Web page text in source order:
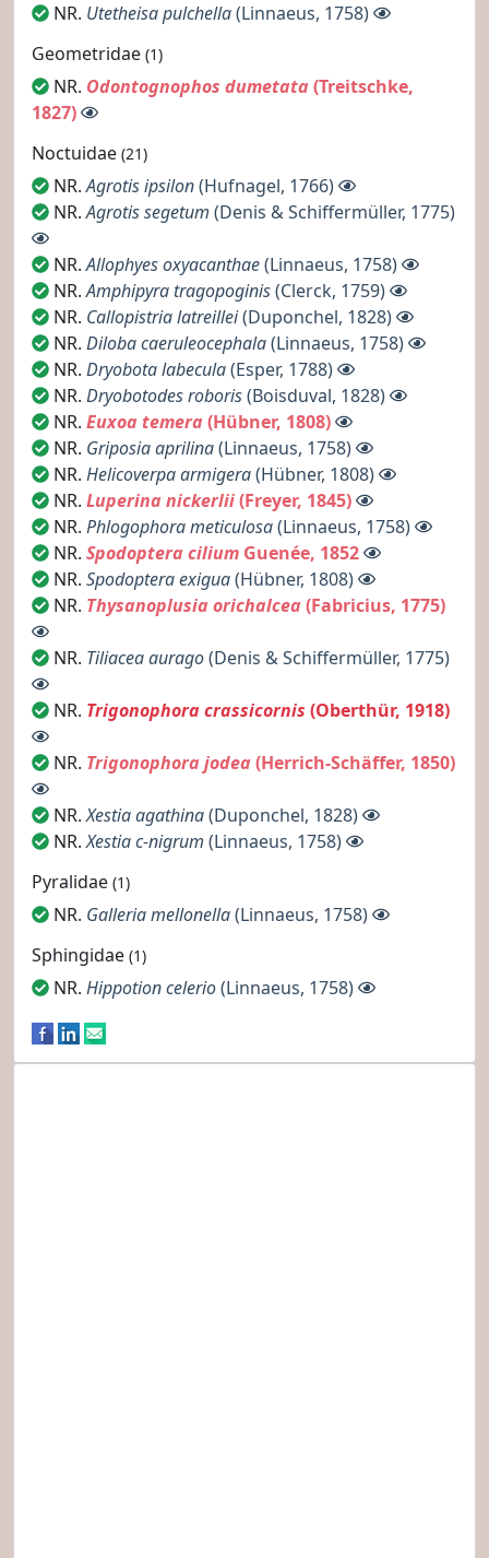
NR. Utetheisa pulchella(Linnaeus, 1758)
Geometridae (1)
NR. Odontognophos dumetata (Treitschke,
1827)
Noctuidae (21)
NR.Agrotis ipsilon(Hufnagel, 1766)
NR.Agrotis segetum (Denis & Schiffermüller, 1775)
NR.Allophyes oxyacanthae(Linnaeus, 1758)
NR.Amphipyra tragopoginis(Clerck, 1759)
NR. Callopistria latreillei(Duponchel, 1828)
NR. Diloba caeruleocephala(Linnaeus, 1758)
NR. Dryobota labecula(Esper, 1788)
NR. Dryobotodes roboris(Boisduval, 1828)
NR. Euxoa temera (Hübner, 1808)
NR. Griposia aprilina(Linnaeus, 1758)
NR. Helicoverpa armigera(Hübner, 1808)
NR. Luperina nickerlii(Freyer, 1845)
NR. Phlogophora meticulosa(Linnaeus, 1758)
NR. Spodoptera cilium Guenée, 1852
NR. Spodoptera exigua(Hübner, 1808)
NR. Thysanoplusia orichalcea (Fabricius, 1775)
NR. Tiliacea aurago(Denis & Schiffermüller, 1775)
NR. Trigonophora crassicornis (Oberthür, 1918)
NR. Trigonophora jodea (Herrich-Schäffer, 1850)
NR.Xestia agathina(Duponchel, 1828)
NR.Xestia c-nigrum (Linnaeus, 1758)
Pyralidae (1)
NR. Galleria mellonella(Linnaeus, 1758)
Sphingidae (1)
NR. Hippotion celerio(Linnaeus, 1758)